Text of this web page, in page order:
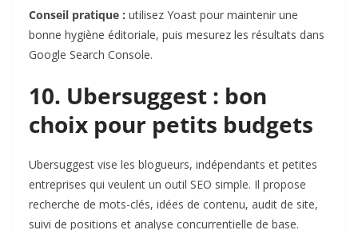
Conseil pratique : utilisez Yoast pour maintenir une
bonne hygiène éditoriale, puis mesurez les résultats dans
Google Search Console.
10. Ubersuggest : bon
choix pour petits budgets
Ubersuggest vise les blogueurs, indépendants et petites
entreprises qui veulent un outil SEO simple. Il propose
recherche de mots-clés, idées de contenu, audit de site,
suivi de positions et analyse concurrentielle de base.